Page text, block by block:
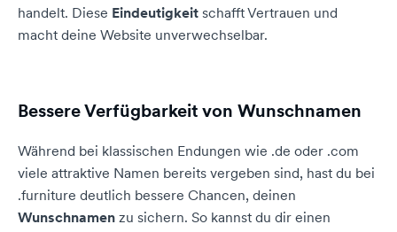
handelt. Diese Eindeutigkeit schafft Vertrauen und
macht deine Website unverwechselbar.
Bessere Verfügbarkeit von Wunschnamen
Während bei klassischen Endungen wie .de oder .com
viele attraktive Namen bereits vergeben sind, hast du bei
.furniture deutlich bessere Chancen, deinen
Wunschnamen zu sichern. So kannst du dir einen